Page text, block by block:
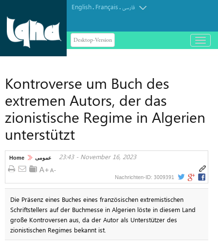
English. Français.فارسی
Desktop-Version
باز
و
Kontroverse um Buch des
extremen Autors, der das
zionistische Regime in Algerien
unterstützt
Home عمومی 23:43 - November 16, 2023
Nachrichten-ID: 3009391
Die Präsenz eines Buches eines französischen extremistischen
Schriftstellers auf der Buchmesse in Algerien löste in diesem Land
große Kontroversen aus, da der Autor als Unterstützer des
zionistischen Regimes bekannt ist.